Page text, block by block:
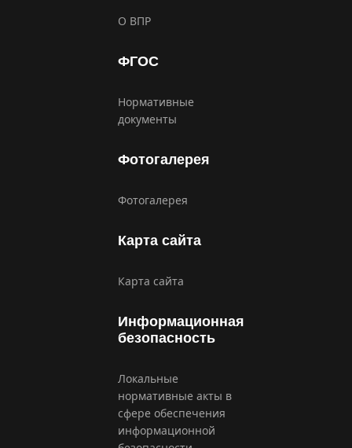
О ВПР
ФГОС
Нормативные
документы
Фотогалерея
Фотогалерея
Карта сайта
Карта сайта
Информационная
безопасность
Локальные
нормативные акты в
сфере обеспечения
информационной